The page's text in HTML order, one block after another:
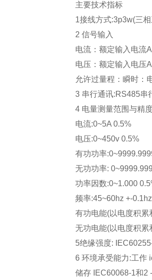
主要技术指标
1接线方式:3p3w(三
2 信号输入
电流：额定输入电流
电压：额定输入电压
允许过量程：瞬时：
3 串行通讯:RS485串
4 电量测量范围与精
电流:0~5A 0.5%
电压:0~450v 0.5%
有功功率
无功功率:
功率因数:0~1.000
频率:45~60hz +-0.1hz
有功电能(以电度积累
无功电能(以电度积
5绝缘强度:
6 环境承受能力:工
储存 IEC60068-1和